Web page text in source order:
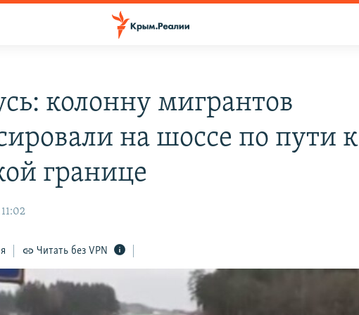
колонну мигрантов
на шоссе по пути к
границе
Читать без VPN